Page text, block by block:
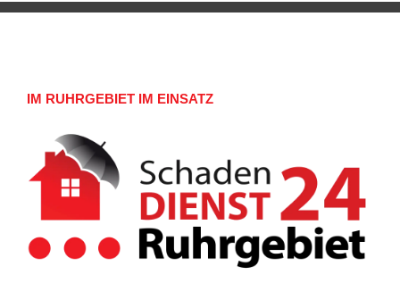
IM RUHRGEBIET IM EINSATZ